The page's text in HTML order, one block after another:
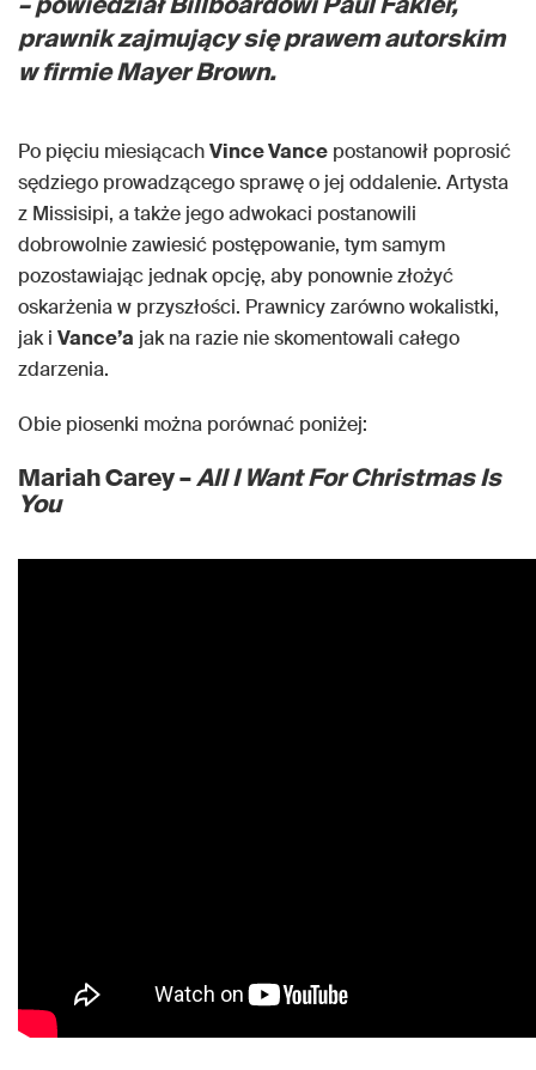
prawnik zajmujący się prawem autorskim
w firmie Mayer Brown.
Po pięciu miesiącachVince Vance postanowił poprosić
sędziego prowadzącego sprawę o jej oddalenie. Artysta
z Missisipi, a także jego adwokaci postanowili
dobrowolnie zawiesić postępowanie, tym samym
pozostawiając jednak opcję, aby ponownie złożyć
oskarżenia w przyszłości. Prawnicy zarówno wokalistki,
jak i Vance’a jak na razie nie skomentowali całego
zdarzenia.
Obie piosenki można porównać poniżej:
Mariah Carey –All I Want For Christmas Is
You